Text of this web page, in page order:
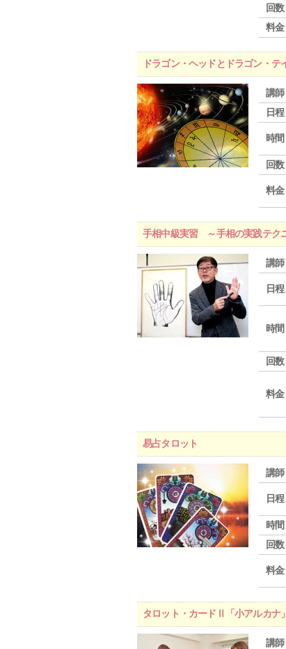
回数
料金
ドラゴン・ヘッドとドラゴン・テ
講師
日程
時間
回数
料金
手相中級実習 ～手相の実践テク
講師
日程
時間
回数
料金
易占タロット
講師
日程
時間
回数
料金
タロット・カードⅡ「小アルカナ
講師